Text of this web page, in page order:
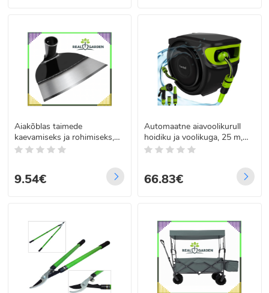
Aiakõblas taimede
kaevamiseks ja rohimiseks,
sepistatud teras, 32 cm
9.54€
Automaatne aiavoolikurull
hoidiku ja voolikuga, 25 m,
GARDLOV 25509,
66.83€